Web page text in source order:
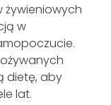
żywieniowych
w
dietę, aby
lat.